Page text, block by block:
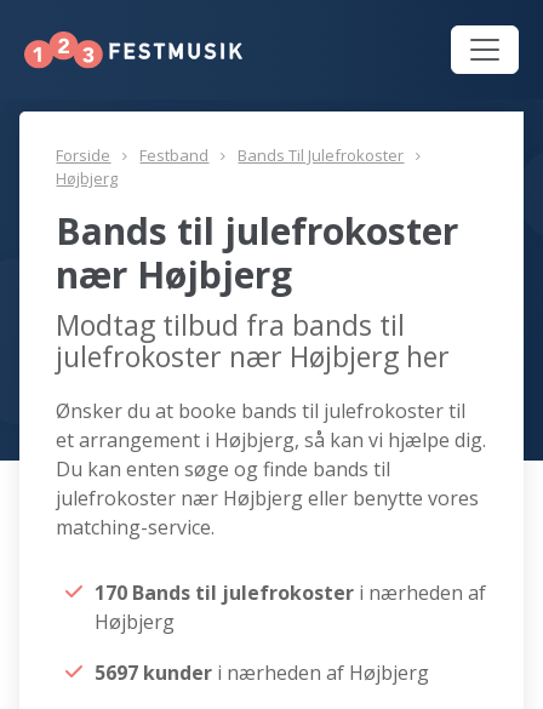
Forside Festband
Bands Til Julefrokoster
Højbjerg
Bands til julefrokoster
nær Højbjerg
Modtag tilbud fra bands til
julefrokoster nær Højbjerg her
Ønsker du at booke bands til julefrokoster til
et arrangement i Højbjerg, så kan vi hjælpe dig.
Du kan enten søge og finde bands til
julefrokoster nær Højbjerg eller benytte vores
matching-service.
170 Bands til julefrokoster i nærheden af
Højbjerg
5697 kunder i nærheden af Højbjerg